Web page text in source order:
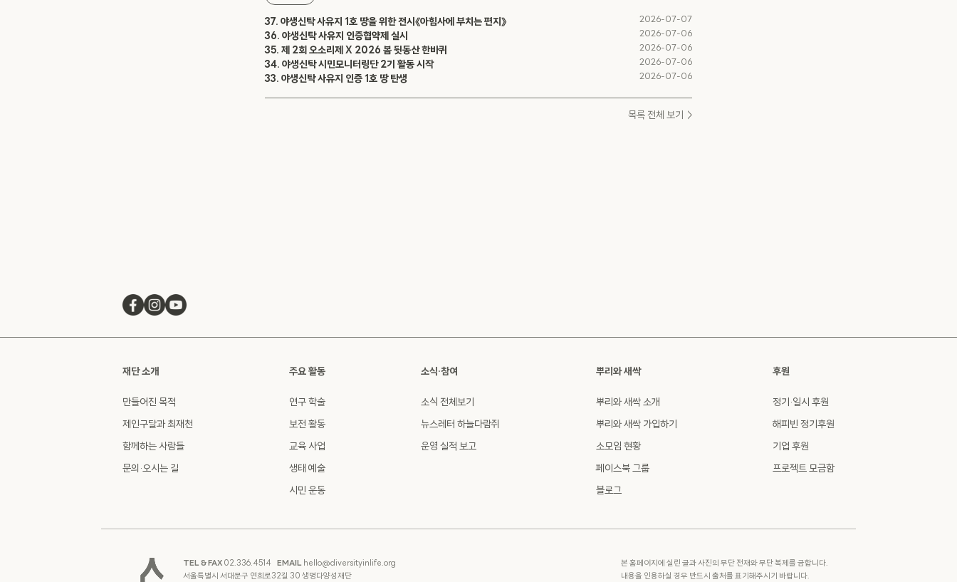
37. 야생신탁 사유지 1호 땅을 위한 전시《아힘사에 부치는 편지》 2026-07-07
36. 야생신탁 사유지 인증협약제 실시 2026-07-06
35. 제 2회 오소리제 X 2026 봄 뒷동산 한바퀴 2026-07-06
34. 야생신탁 시민모니터링단 2기 활동 시작 2026-07-06
33. 야생신탁 사유지 인증 1호 땅 탄생 2026-07-06
목록 전체 보기 >
재단 소개
만들어진 목적
제인구달과 최재천
함께하는 사람들
문의·오시는 길
주요 활동
연구 학술
보전 활동
교육 사업
생태 예술
시민 운동
소식·참여
소식 전체보기
뉴스레터 하늘다람쥐
운영 실적 보고
뿌리와 새싹
뿌리와 새싹 소개
뿌리와 새싹 가입하기
소모임 현황
페이스북 그룹
블로그
후원
정기·일시 후원
해피빈 정기후원
기업 후원
프로젝트 모금함
TEL & FAX 02.336.4514 EMAIL hello@diversityinlife.org
서울특별시 서대문구 연희로32길 30 생명다양성재단
본 홈페이지에 실린 글과 사진의 무단 전재와 무단 복제를 금합니다.
내용을 인용하실 경우 반드시 출처를 표기해주시기 바랍니다.